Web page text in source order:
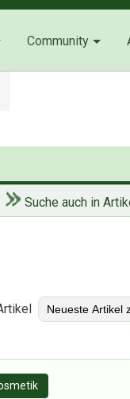
Community
Suche auch in